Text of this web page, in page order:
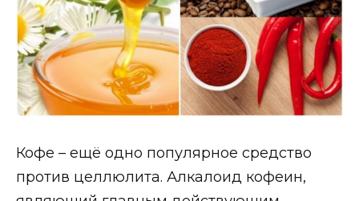
Кофе – ещё одно популярное средство
против целлюлита. Алкалоид кофеин,